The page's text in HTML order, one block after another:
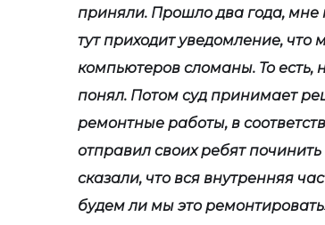
приняли. Прошло два года, мне
тут приходит уведомление, что
компьютеров сломаны. То есть,
понял. Потом суд принимает
ремонтные работы, в
отправил своих ребят
сказали, что вся внутренняя
будем ли мы это